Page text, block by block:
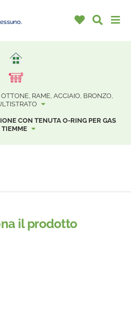
RAME, ACCIAIO, BRONZO,
CON TENUTA O-RING PER GAS
TIEMME
il prodotto